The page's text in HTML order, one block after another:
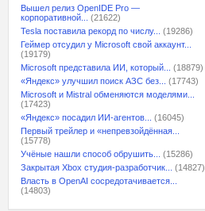
Вышел релиз OpenIDE Pro —
корпоративной...
(21622)
Tesla поставила рекорд по числу...
(19286)
Геймер отсудил у Microsoft свой аккаунт...
(19179)
Microsoft представила ИИ, который...
(18879)
«Яндекс» улучшил поиск АЗС без...
(17743)
Microsoft и Mistral обменяются моделями...
(17423)
«Яндекс» посадил ИИ-агентов...
(16045)
Первый трейлер и «непревзойдённая...
(15778)
Учёные нашли способ обрушить...
(15286)
Закрытая Xbox студия-разработчик...
(14827)
Власть в OpenAI сосредотачивается...
(14803)